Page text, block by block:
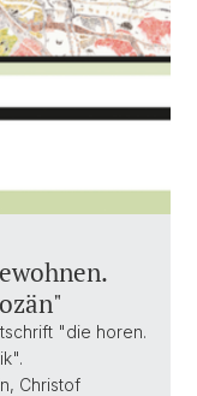
"die horen.
Christof